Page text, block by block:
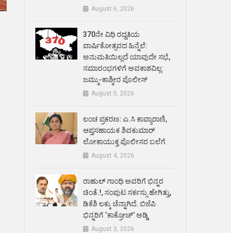
August 6, 2026
370ನೇ ವಿಧಿ ರದ್ದತಿಯ
ವಾರ್ಷಿಕೋತ್ಸವದ ಹಿನ್ನೆಲೆ:
ಅನುಮತಿಯಿಲ್ಲದೆ ಯಾವುದೇ ಸಭೆ,
ಸಮಾರಂಭಗಳಿಗೆ ಅವಕಾಶವಿಲ್ಲ:
ಜಮ್ಮು-ಕಾಶ್ಮೀರ ಪೊಲೀಸ್
August 5, 2026
ಲಂಚ ಪ್ರಕರಣ: ಎ.ಸಿ ಕಾವ್ಯಾರಾಣಿ,
ಆಪ್ತಸಹಾಯಕ ಶಿವಕುಮಾರ್‌
ಲೋಕಾಯುಕ್ತ ಪೊಲೀಸರ ಬಲೆಗೆ
August 4, 2026
ರಾಹುಲ್ ಗಾಂಧಿ ಅವರಿಗೆ ಭಿನ್ನರ
ಚಿಂತೆ.!, ಸಂಪುಟ ಸರ್ಕಸ್ಸು ಹೇಗಿತ್ತು,
ಡಿಕೆಶಿ ಲಕ್ಕು ಚೆನ್ನಾಗಿದೆ. ಬಿಜೆಪಿ
ಭಿನ್ನರಿಗೆ ‘ಕಾಕ್ರೋಚ್’ ಅಡ್ಡಿ
August 3, 2026